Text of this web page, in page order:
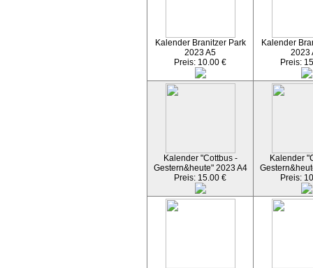
Kalender Branitzer Park
2023 A5
Preis: 10.00 €
Kalender
2023
Preis:
Kalender "Cottbus -
Gestern&heute" 2023 A4
Preis: 15.00 €
Kalender
Preis: